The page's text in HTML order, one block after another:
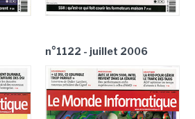
n°1122 - juillet 2006